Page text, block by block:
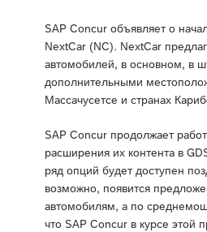
SAP Concur объявляет о
NextCar (NC). NextCar
автомобилей, в основном, в
дополнительными
Массачусетсе и странах
SAP Concur продолжает
расширения их контента в
ряд опций будет доступен
возможно, появится
автомобилям, а по
что SAP Concur в курсе этой